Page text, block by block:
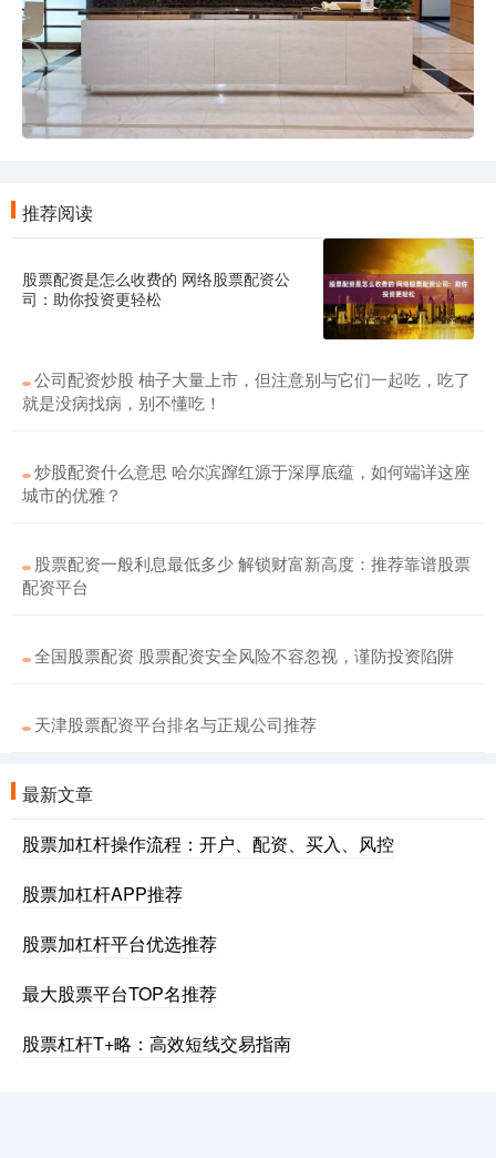
推荐阅读
股票配资是怎么收费的 网络股票配资公
司：助你投资更轻松
公司配资炒股 柚子大量上市，但注意别与它们一起吃，吃了
就是没病找病，别不懂吃！
炒股配资什么意思 哈尔滨蹿红源于深厚底蕴，如何端详这座
城市的优雅？
股票配资一般利息最低多少 解锁财富新高度：推荐靠谱股票
配资平台
全国股票配资 股票配资安全风险不容忽视，谨防投资陷阱
天津股票配资平台排名与正规公司推荐
最新文章
股票加杠杆操作流程：开户、配资、买入、风控
股票加杠杆APP推荐
股票加杠杆平台优选推荐
最大股票平台TOP名推荐
股票杠杆T+略：高效短线交易指南